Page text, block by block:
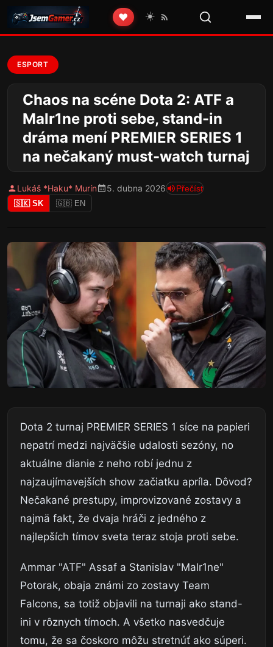
❤️ ☀️
ESPORT
Chaos na scéne Dota 2: ATF a
Malr1ne proti sebe, stand-in
dráma mení PREMIER SERIES 1
na nečakaný must-watch turnaj
Lukáš *Haku* Murín 5. dubna 2026 Přečíst
🇸🇰 SK 🇬🇧 EN
Dota 2 turnaj PREMIER SERIES 1 síce na papieri
nepatrí medzi najväčšie udalosti sezóny, no
aktuálne dianie z neho robí jednu z
najzaujímavejších show začiatku apríla. Dôvod?
Nečakané prestupy, improvizované zostavy a
najmä fakt, že dvaja hráči z jedného z
najlepších tímov sveta teraz stoja proti sebe.
Ammar "ATF" Assaf a Stanislav "Malr1ne"
Potorak, obaja známi zo zostavy Team
Falcons, sa totiž objavili na turnaji ako stand-
ini v rôznych tímoch. A všetko nasvedčuje
tomu, že sa čoskoro môžu stretnúť ako súperi.